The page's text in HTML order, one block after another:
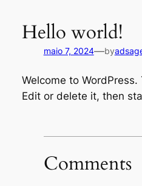
conteúdo
Hello world!
maio 7, 2024—by
Welcome to
Edit or delete it, then
Comments